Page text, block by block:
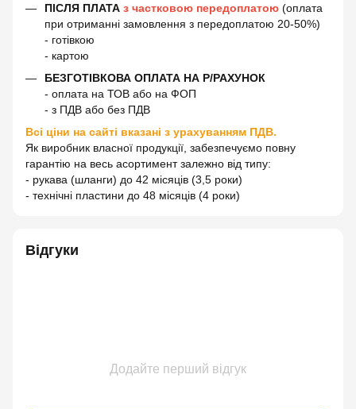
ПІСЛЯ ПЛАТА з частковою передоплатою (оплата
при отриманні замовлення з передоплатою 20-50%)
- готівкою
- картою
БЕЗГОТІВКОВА ОПЛАТА НА Р/РАХУНОК
- оплата на ТОВ або на ФОП
- з ПДВ або без ПДВ
Всі ціни на сайті вказані з урахуванням ПДВ.
Як виробник власної продукції, забезпечуємо повну
гарантію на весь асортимент залежно від типу:
- рукава (шланги) до 42 місяців (3,5 роки)
- технічні пластини до 48 місяців (4 роки)
Відгуки
Додайте перший відгук